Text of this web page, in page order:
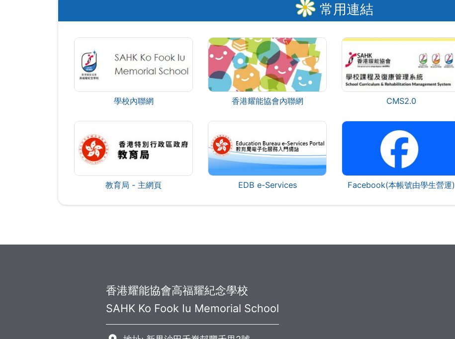
常用連結
學校內聯網 香港耀能協會內聯網 CMS2.0
教育局 - 主網頁 EDB e-Services Facebook(本帳號由學生營運)
香港耀能協會高福耀紀念學校
SAHK Ko Fook Iu Memorial School